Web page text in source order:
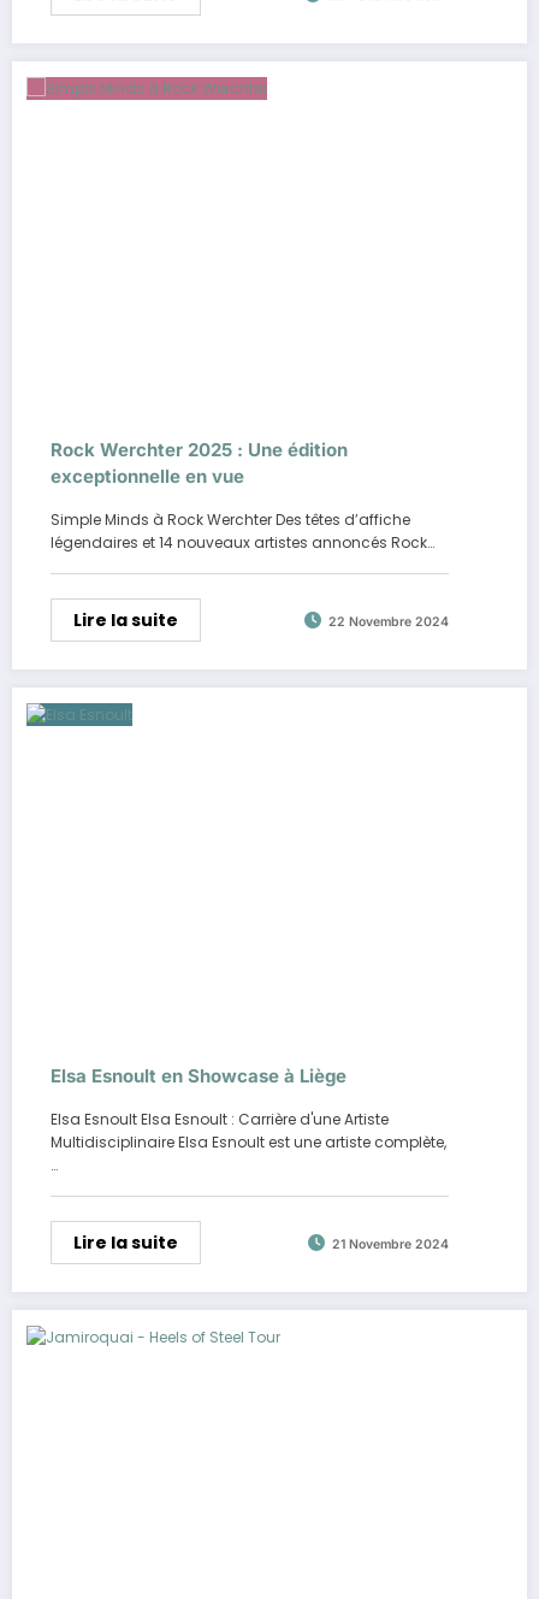
Rock Werchter 2025 : Une édition
exceptionnelle en vue
Simple Minds à Rock Werchter Des têtes d’affiche
légendaires et 14 nouveaux artistes annoncés Rock…
Lire la suite 22 Novembre 2024
Elsa Esnoult en Showcase à Liège
Elsa Esnoult Elsa Esnoult : Carrière d'une Artiste
Multidisciplinaire Elsa Esnoult est une artiste complète,
…
Lire la suite 21 Novembre 2024